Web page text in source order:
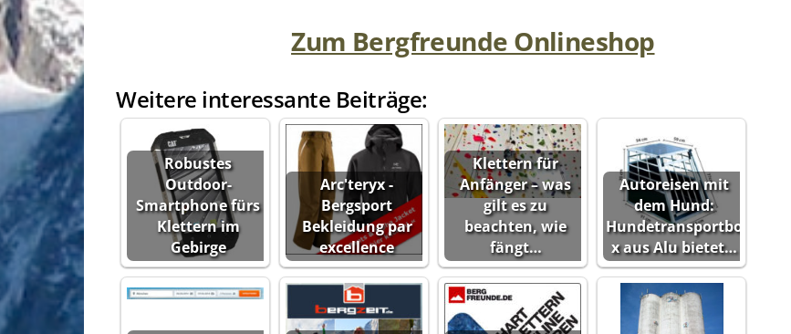
Zum Bergfreunde Onlineshop
Weitere interessante Beiträge:
Robustes
Outdoor-
Smartphone fürs
Klettern im
Gebirge
Arc'teryx -
Bergsport
Bekleidung par
excellence
Klettern für
Anfänger – was
gilt es zu
beachten, wie
fängt…
Autoreisen mit
dem Hund:
Hundetransportbo
x aus Alu bietet…